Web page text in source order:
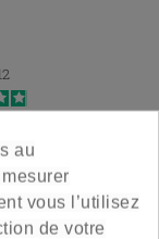
au
vous l’utilisez
de votre